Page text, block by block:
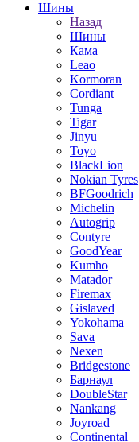
Шины
Назад
Шины
Кама
Leao
Kormoran
Cordiant
Tunga
Tigar
Jinyu
Toyo
BlackLion
Nokian Tyres
BFGoodrich
Michelin
Autogrip
Contyre
GoodYear
Kumho
Matador
Firemax
Gislaved
Yokohama
Sava
Nexen
Bridgestone
Барнаул
DoubleStar
Nankang
Joyroad
Continental